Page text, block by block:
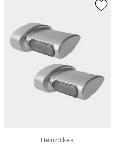
HeinzBikes